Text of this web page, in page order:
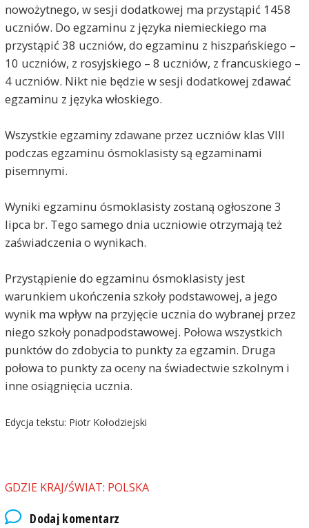
nowożytnego, w sesji dodatkowej ma przystąpić 1458
uczniów. Do egzaminu z języka niemieckiego ma
przystąpić 38 uczniów, do egzaminu z hiszpańskiego –
10 uczniów, z rosyjskiego – 8 uczniów, z francuskiego –
4 uczniów. Nikt nie będzie w sesji dodatkowej zdawać
egzaminu z języka włoskiego.
Wszystkie egzaminy zdawane przez uczniów klas VIII
podczas egzaminu ósmoklasisty są egzaminami
pisemnymi.
Wyniki egzaminu ósmoklasisty zostaną ogłoszone 3
lipca br. Tego samego dnia uczniowie otrzymają też
zaświadczenia o wynikach.
Przystąpienie do egzaminu ósmoklasisty jest
warunkiem ukończenia szkoły podstawowej, a jego
wynik ma wpływ na przyjęcie ucznia do wybranej przez
niego szkoły ponadpodstawowej. Połowa wszystkich
punktów do zdobycia to punkty za egzamin. Druga
połowa to punkty za oceny na świadectwie szkolnym i
inne osiągnięcia ucznia.
Edycja tekstu: Piotr Kołodziejski
GDZIE KRAJ/ŚWIAT: POLSKA
Dodaj komentarz